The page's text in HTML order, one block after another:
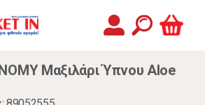
Μαξιλάρι Ύπνου Aloe